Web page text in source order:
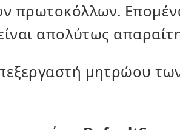
πρωτοκόλλων.
απολύτως
μητρώου